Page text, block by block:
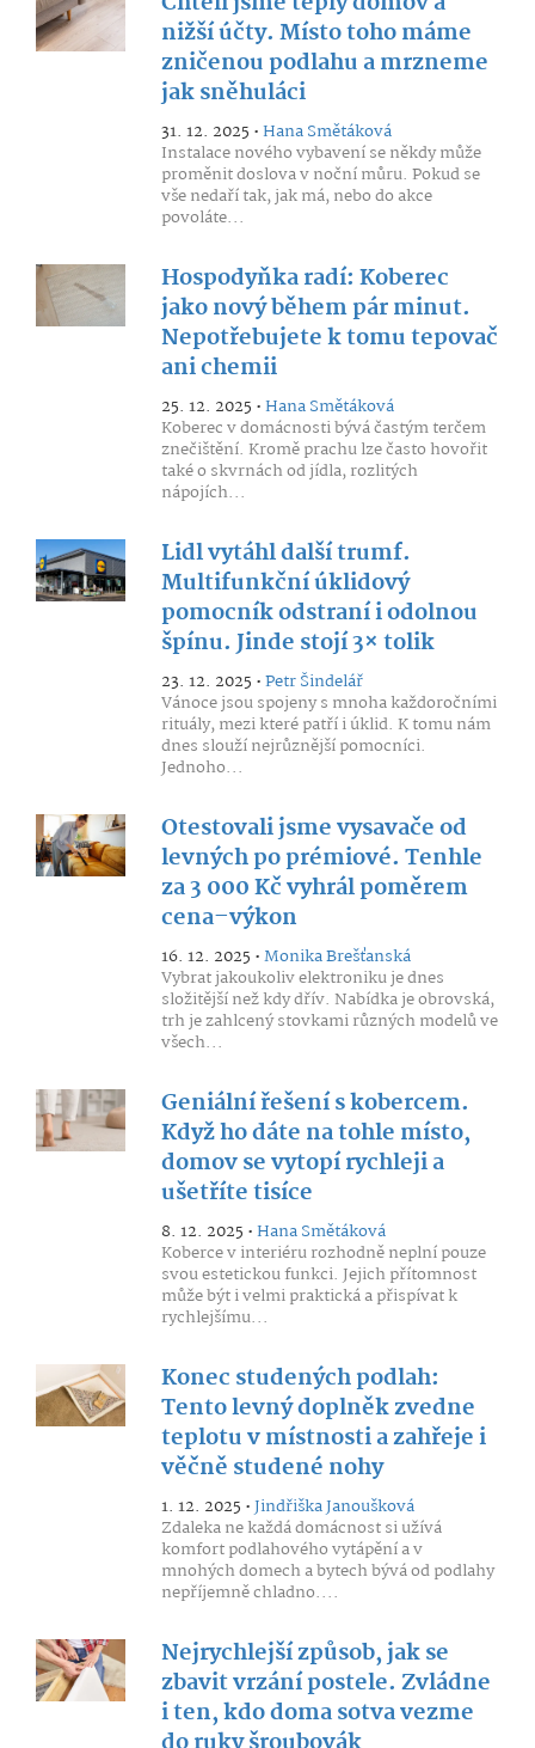
nižší účty. Místo toho máme
zničenou podlahu a mrzneme
jak sněhuláci
31. 12. 2025 •Hana Smětáková
Instalace nového vybavení se někdy může
proměnit doslova v noční můru. Pokud se
vše nedaří tak, jak má, nebo do akce
povoláte...
Hospodyňka radí: Koberec
jako nový během pár minut.
Nepotřebujete k tomu tepovač
ani chemii
25. 12. 2025 •Hana Smětáková
Koberec v domácnosti bývá častým terčem
znečištění. Kromě prachu lze často hovořit
také o skvrnách od jídla, rozlitých
nápojích...
Lidl vytáhl další trumf.
Multifunkční úklidový
pomocník odstraní i odolnou
špínu. Jinde stojí 3× tolik
23. 12. 2025 •Petr Šindelář
Vánoce jsou spojeny s mnoha každoročními
rituály, mezi které patří i úklid. K tomu nám
dnes slouží nejrůznější pomocníci.
Jednoho...
Otestovali jsme vysavače od
levných po prémiové. Tenhle
za 3 000 Kč vyhrál poměrem
cena–výkon
16. 12. 2025 •Monika Brešťanská
Vybrat jakoukoliv elektroniku je dnes
složitější než kdy dřív. Nabídka je obrovská,
trh je zahlcený stovkami různých modelů ve
všech...
Geniální řešení s kobercem.
Když ho dáte na tohle místo,
domov se vytopí rychleji a
ušetříte tisíce
8. 12. 2025 •Hana Smětáková
Koberce v interiéru rozhodně neplní pouze
svou estetickou funkci. Jejich přítomnost
může být i velmi praktická a přispívat k
rychlejšímu...
Konec studených podlah:
Tento levný doplněk zvedne
teplotu v místnosti a zahřeje i
věčně studené nohy
1. 12. 2025 •Jindřiška Janoušková
Zdaleka ne každá domácnost si užívá
komfort podlahového vytápění a v
mnohých domech a bytech bývá od podlahy
nepříjemně chladno....
Nejrychlejší způsob, jak se
zbavit vrzání postele. Zvládne
i ten, kdo doma sotva vezme